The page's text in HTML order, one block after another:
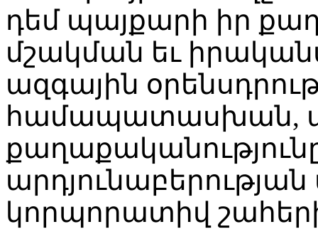
դեմ պայքարի իր
մշակման եւ
ազգային
համապատասխան,
արդյունաբերության
կորպորատիվ